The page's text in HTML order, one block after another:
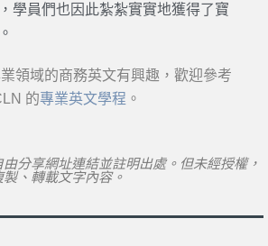
學員們也因此紮紮實實地獲得了寶
領域的商務英文有興趣，歡迎參考
的專業英文學程 。
分享網址連結並註明出處。但未經授權，
、轉載文字內容。